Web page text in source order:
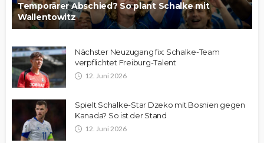
Temporärer Abschied? So plant Schalke mit
Wallentowitz
Nächster Neuzugang fix: Schalke-Team
verpflichtet Freiburg-Talent
12. Juni 2026
Spielt Schalke-Star Dzeko mit Bosnien gegen
Kanada? So ist der Stand
12. Juni 2026